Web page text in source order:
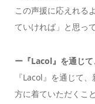
この声援に応えれる
ていければ」と思っ
ー『Lacol』を通じ
『Lacol』を通じて
方に着ていただくこ